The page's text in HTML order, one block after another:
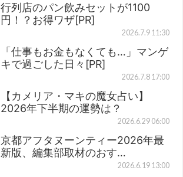
行列店のパン飲みセットが1100
円！？お得ワザ[PR]
2026.7.9 11:30
「仕事もお金もなくても…」マンゲ
キで過ごした日々[PR]
2026.7.8 17:00
【カメリア・マキの魔女占い】
2026年下半期の運勢は？
2026.6.29 06:00
京都アフタヌーンティー2026年最
新版、編集部取材のおす…
2026.6.19 13:00